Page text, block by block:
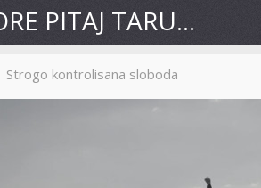
PITAJ TARU…
Strogo kontrolisana sloboda